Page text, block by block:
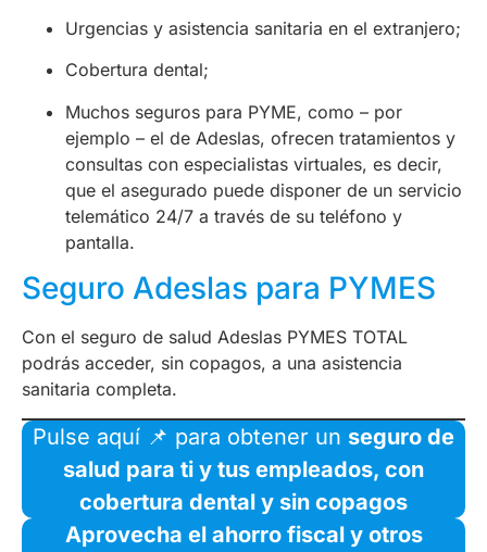
Urgencias y asistencia sanitaria en el extranjero;
Cobertura dental;
Muchos seguros para PYME, como – por
ejemplo – el de Adeslas, ofrecen tratamientos y
consultas con especialistas virtuales, es decir,
que el asegurado puede disponer de un servicio
telemático 24/7 a través de su teléfono y
pantalla.
Seguro Adeslas para PYMES
Con el seguro de salud Adeslas PYMES TOTAL
podrás acceder, sin copagos, a una asistencia
sanitaria completa.
Pulse aquí 📌 para obtener un seguro de
salud para ti y tus empleados, con
cobertura dental y sin copagos
Aprovecha el ahorro fiscal y otros